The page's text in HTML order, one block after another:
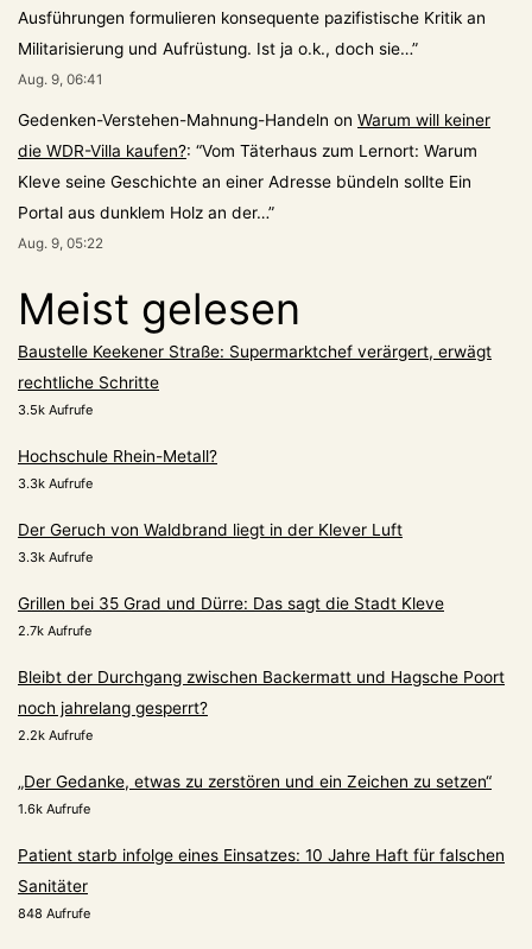
Ausführungen formulieren konsequente pazifistische Kritik an
Militarisierung und Aufrüstung. Ist ja o.k., doch sie…”
Aug. 9, 06:41
Gedenken-Verstehen-Mahnung-Handeln on Warum will keiner
die WDR-Villa kaufen?: “Vom Täterhaus zum Lernort: Warum
Kleve seine Geschichte an einer Adresse bündeln sollte Ein
Portal aus dunklem Holz an der…”
Aug. 9, 05:22
Meist gelesen
Baustelle Keekener Straße: Supermarktchef verärgert, erwägt
rechtliche Schritte
3.5k Aufrufe
Hochschule Rhein-Metall?
3.3k Aufrufe
Der Geruch von Waldbrand liegt in der Klever Luft
3.3k Aufrufe
Grillen bei 35 Grad und Dürre: Das sagt die Stadt Kleve
2.7k Aufrufe
Bleibt der Durchgang zwischen Backermatt und Hagsche Poort
noch jahrelang gesperrt?
2.2k Aufrufe
„Der Gedanke, etwas zu zerstören und ein Zeichen zu setzen“
1.6k Aufrufe
Patient starb infolge eines Einsatzes: 10 Jahre Haft für falschen
Sanitäter
848 Aufrufe